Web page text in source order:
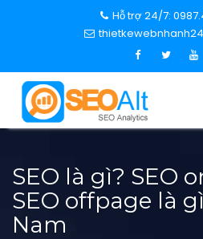
c
Hỗ trợ 24/7:
SEO là gì? SEO
SEO offpage là
Nam